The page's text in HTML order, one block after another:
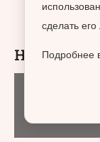
Новости
сделать его
Подробнее